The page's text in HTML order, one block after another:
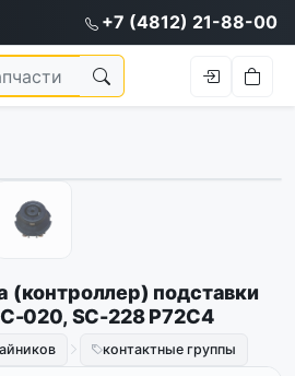
+7 (4812) 21-88-00
(контроллер) подставки
020, SC-228 P72C4
контактные группы